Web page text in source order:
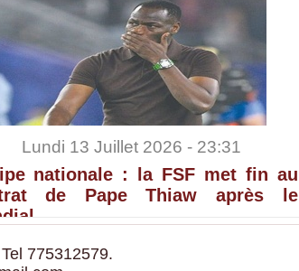
Lundi 13 Juillet 2026 - 23:31
nationale : la FSF met fin au
de Pape Thiaw après le
775312579.